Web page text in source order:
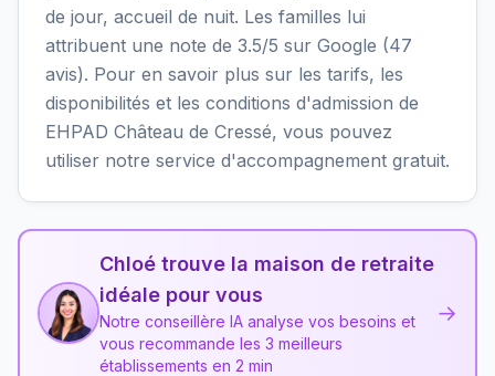
de jour, accueil de nuit. Les familles lui
attribuent une note de 3.5/5 sur Google (47
avis). Pour en savoir plus sur les tarifs, les
disponibilités et les conditions d'admission de
EHPAD Château de Cressé, vous pouvez
utiliser notre service d'accompagnement gratuit.
Chloé trouve la maison de retraite
idéale pour vous
Notre conseillère IA analyse vos besoins et
vous recommande les 3 meilleurs
établissements en 2 min
→